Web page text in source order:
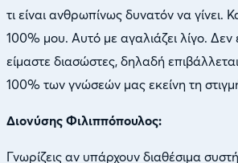
τι είναι ανθρωπίνως δυνατόν να γίνει.
100% μου. Αυτό με αγαλιάζει λίγο. Δεν
είμαστε διασώστες, δηλαδή
100% των γνώσεών μας εκείνη τη
Διονύσης Φιλιππόπουλος:
Γνωρίζεις αν υπάρχουν διαθέσιμα